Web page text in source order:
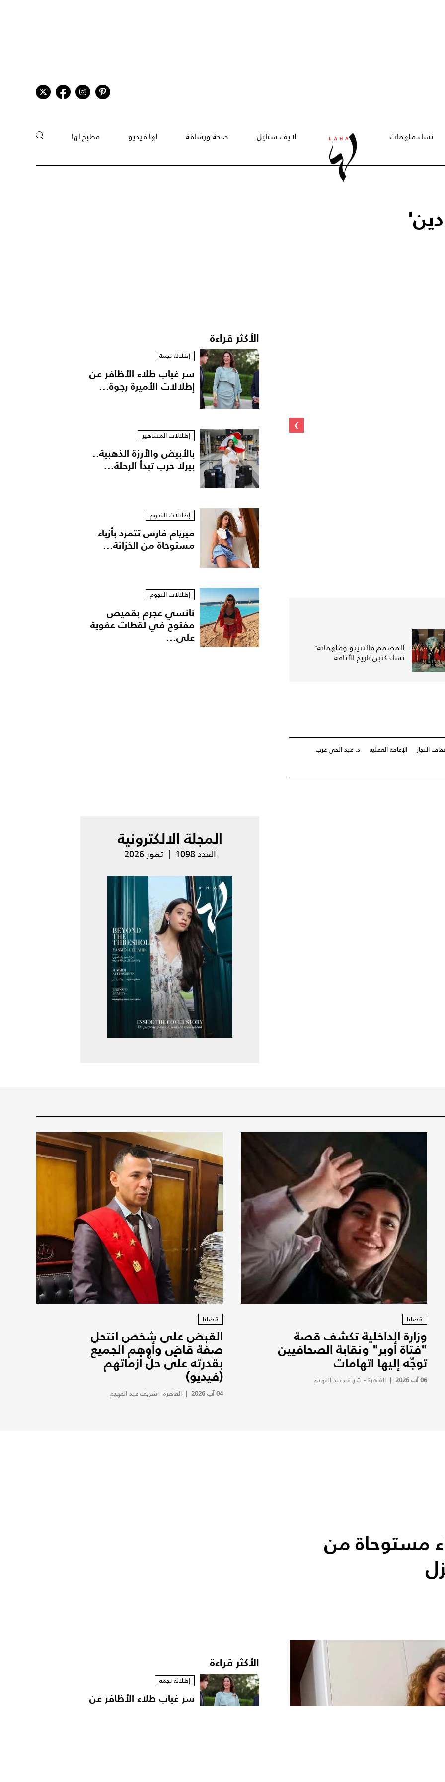
نساء ملهمات لايف ستايل صحة ورشاقة لها فيديو مطبخ لها
›
المصمم فالنتينو وملهماته:
نساء كتبن تاريخ الأناقة
النجار الإعاقة العقلية
د. عبد الحي عزب
الأكثر قراءة
إطلالة نجمة
سر غياب طلاء الأظافر عن
إطلالات الأميرة رجوة...
إطلالات المشاهير
بالأبيض والأرزة الذهبية..
بيرلا حرب تبدأ الرحلة...
إطلالات النجوم
ميريام فارس تتمرد بأزياء
مستوحاة من الخزانة...
إطلالات النجوم
نانسي عجرم بقميص
مفتوح في لقطات عفوية
على...
المجلة الالكترونية
العدد 1098 | تموز 2026
قضايا
وزارة الداخلية تكشف قصة
"فتاة أوبر" ونقابة الصحافيين
توجّه إليها اتهامات
06 آب 2026 | القاهرة - شريف عبد الفهيم
قضايا
القبض على شخص انتحل
صفة قاضٍ وأوهم الجميع
بقدرته على حلّ أزماتهم
(فيديو)
04 آب 2026 |القاهرة - شريف عبد الفهيم
مستوحاة من
الأكثر قراءة
إطلالة نجمة
سر غياب طلاء الأظافر عن